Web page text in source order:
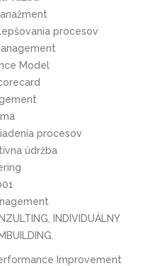
procesov
Model
procesov
údržba
INDIVIDUÁLNY
Improvement